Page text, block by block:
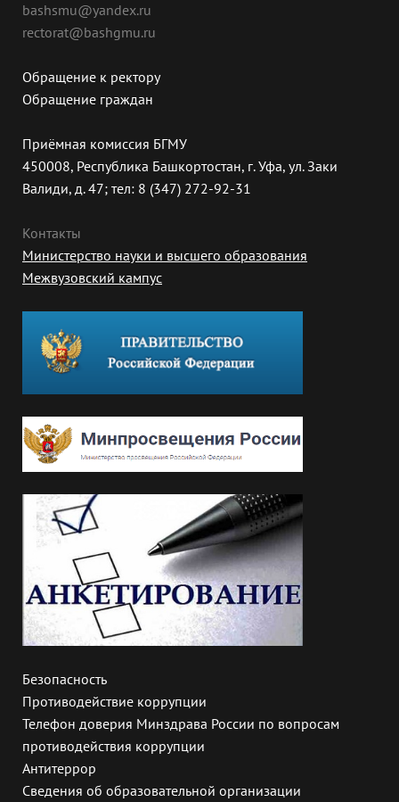
bashsmu@yandex.ru
rectorat@bashgmu.ru
Обращение к ректору
Обращение граждан
Приёмная комиссия БГМУ
450008, Республика Башкортостан, г. Уфа, ул. Заки
Валиди, д. 47; тел: 8 (347) 272-92-31
Контакты
Министерство науки и высшего образования
Межвузовский кампус
Безопасность
Противодействие коррупции
Телефон доверия Минздрава России по вопросам
противодействия коррупции
Антитеррор
Сведения об образовательной организации